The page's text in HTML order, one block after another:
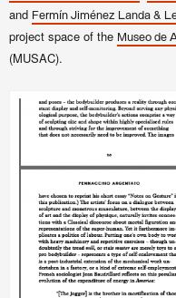
and Fermín Jiménez Landa &
project space of the Museo de
(MUSAC).